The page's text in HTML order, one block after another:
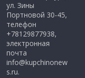
ул. Зины
Портновой 30-45,
телефон
+78129877938,
электронная
почта
info@kupchinonew
s.ru.